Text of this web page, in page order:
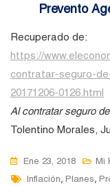
Prevento
Recuperado de:
https://
contratar-seguro-
20171206-0126.html
Al contratar seguro
Tolentino Morales,
Ene 23, 2018 Mi
Tags
Inflación, Planes,